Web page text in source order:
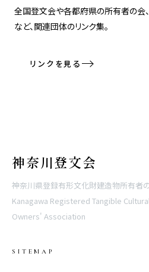
全国登文会や各都府県の所有者の会
など、関連団体のリンク集。
リンクを見る
神奈川登文会
神奈川県登録有形文化財建造物所有者
Kanagawa Registered Tangible
Owners' Association
SITEMAP